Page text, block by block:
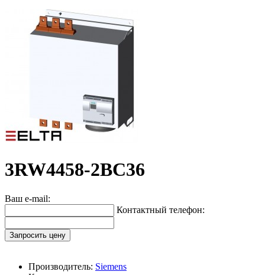
3RW4458-2BC36
Ваш e-mail:
Контактный телефон:
Запросить цену
Производитель: Siemens